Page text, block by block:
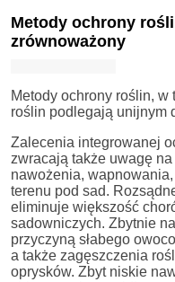
Metody ochrony
zrównoważony
Metody ochrony roślin,
roślin podlegają unijnym
Zalecenia integrowanej
zwracają także uwagę
nawożenia,
terenu pod sad.
eliminuje większość
sadowniczych. Zbytnie
przyczyną słabego
a także zagęszczenia
oprysków. Zbyt niskie